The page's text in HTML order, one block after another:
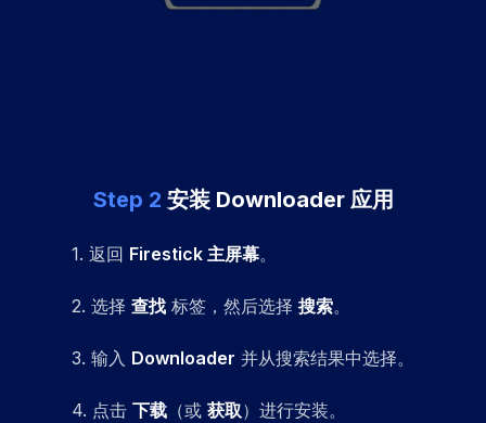
Step 2 安装 Downloader 应用
1. 返回 Firestick 主屏幕。
2. 选择 查找 标签，然后选择 搜索。
3. 输入 Downloader 并从搜索结果中选择。
4. 点击 下载 （或 获取）进行安装。